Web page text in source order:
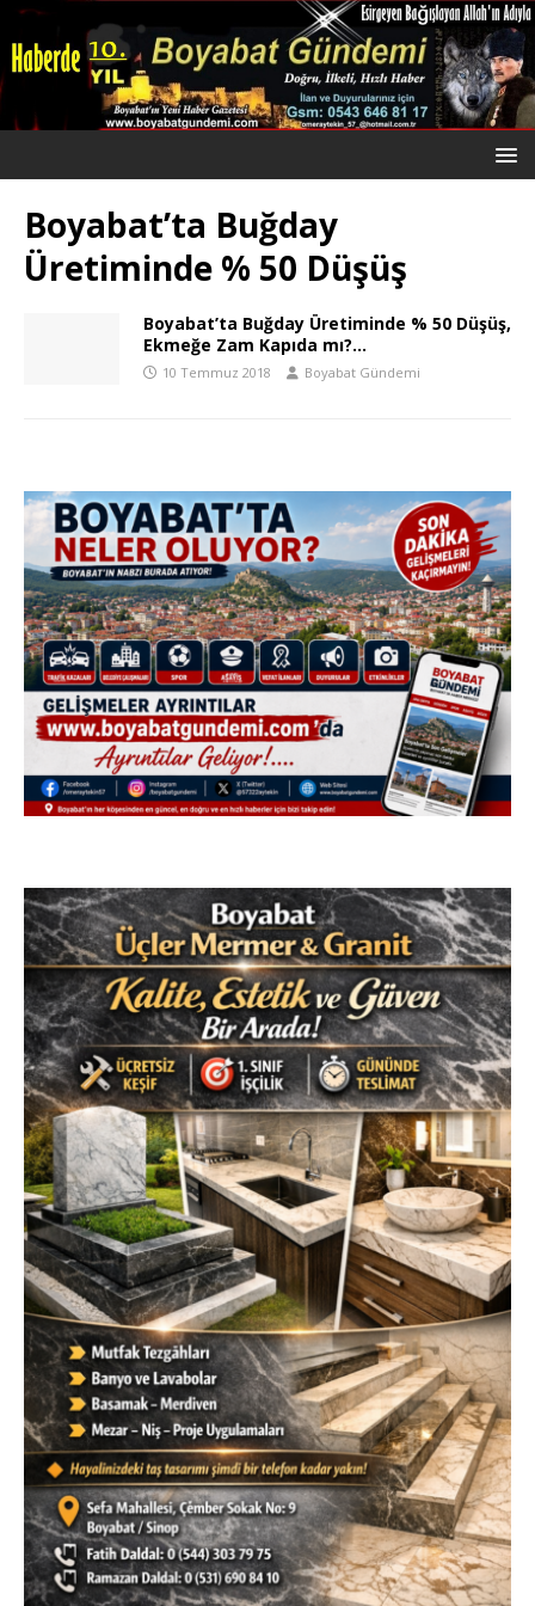
Boyabat’ta Buğday
Üretiminde % 50 Düşüş
Boyabat’ta Buğday Üretiminde % 50 Düşüş,
Ekmeğe Zam Kapıda mı?…
10 Temmuz 2018 Boyabat Gündemi